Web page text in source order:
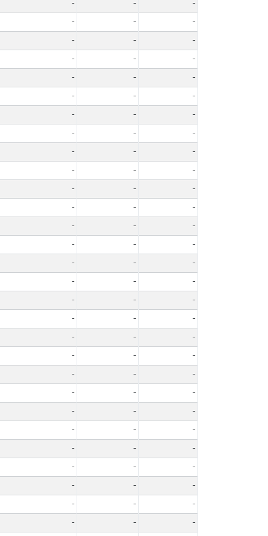
- -
-
- -
-
- -
-
- -
-
- -
-
- -
-
- -
-
- -
-
- -
-
- -
-
- -
-
- -
-
- -
-
- -
-
- -
-
- -
-
- -
-
- -
-
- -
-
- -
-
- -
-
- -
-
- -
-
- -
-
- -
-
- -
-
- -
-
- -
-
- -
-